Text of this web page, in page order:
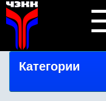
Категории